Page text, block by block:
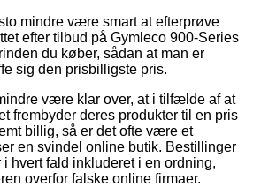
mindre være smart at efterprøve
efter tilbud på Gymleco 900-Series
du køber, sådan at man er
sig den prisbilligste pris.
være klar over, at i tilfælde af at
frembyder deres produkter til en pris
billig, så er det ofte være et
en svindel online butik. Bestillinger
hvert fald inkluderet i en ordning,
overfor falske online firmaer.